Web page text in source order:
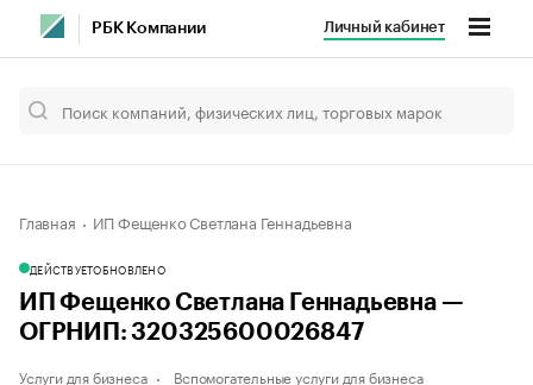
РБК Компании Личный кабинет
Главная ИП Фещенко Светлана Геннадьевна
ДЕЙСТВУЕТОБНОВЛЕНО
ИП Фещенко Светлана Геннадьевна —
ОГРНИП: 320325600026847
Услуги для бизнеса Вспомогательные услуги для бизнеса